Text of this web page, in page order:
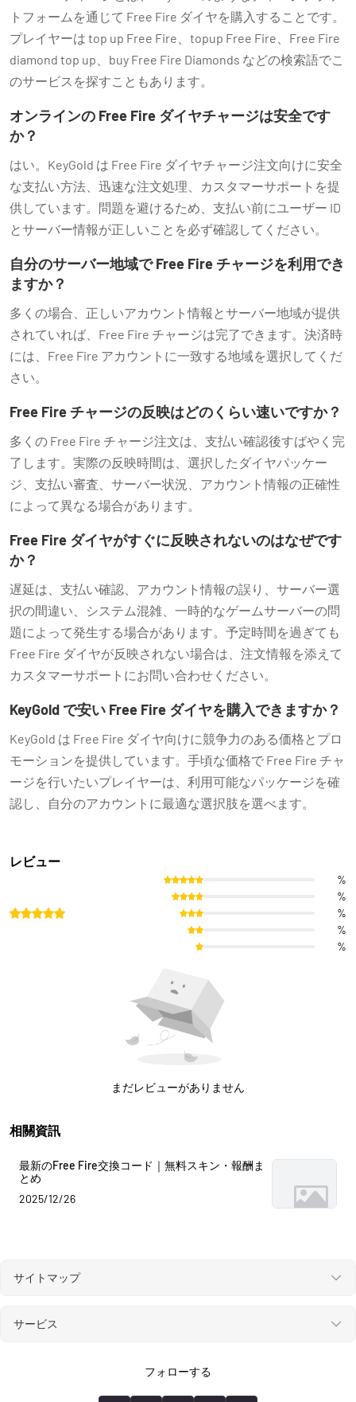
トフォームを通じて Free Fire ダイヤを購入することです。
プレイヤーは top up Free Fire、topup Free Fire、Free Fire
diamond top up、buy Free Fire Diamonds などの検索語でこ
のサービスを探すこともあります。
オンラインの Free Fire ダイヤチャージは安全です
か？
はい。KeyGold は Free Fire ダイヤチャージ注文向けに安全
な支払い方法、迅速な注文処理、カスタマーサポートを提
供しています。問題を避けるため、支払い前にユーザー ID
とサーバー情報が正しいことを必ず確認してください。
自分のサーバー地域で Free Fire チャージを利用でき
ますか？
多くの場合、正しいアカウント情報とサーバー地域が提供
されていれば、Free Fire チャージは完了できます。決済時
には、Free Fire アカウントに一致する地域を選択してくだ
さい。
Free Fire チャージの反映はどのくらい速いですか？
多くの Free Fire チャージ注文は、支払い確認後すばやく完
了します。実際の反映時間は、選択したダイヤパッケー
ジ、支払い審査、サーバー状況、アカウント情報の正確性
によって異なる場合があります。
Free Fire ダイヤがすぐに反映されないのはなぜです
か？
遅延は、支払い確認、アカウント情報の誤り、サーバー選
択の間違い、システム混雑、一時的なゲームサーバーの問
題によって発生する場合があります。予定時間を過ぎても
Free Fire ダイヤが反映されない場合は、注文情報を添えて
カスタマーサポートにお問い合わせください。
KeyGold で安い Free Fire ダイヤを購入できますか？
KeyGold は Free Fire ダイヤ向けに競争力のある価格とプロ
モーションを提供しています。手頃な価格で Free Fire チャ
ージを行いたいプレイヤーは、利用可能なパッケージを確
認し、自分のアカウントに最適な選択肢を選べます。
レビュー
%
%
%
%
%
まだレビューがありません
相關資訊
最新のFree Fire交換コード｜無料スキン・報酬ま
とめ
2025/12/26
サイトマップ
サービス
フォローする